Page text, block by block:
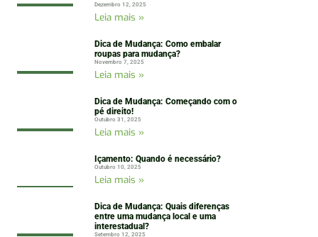
Dezembro 12, 2025
Leia mais »
Dica de Mudança: Como embalar
roupas para mudança?
Novembro 7, 2025
Leia mais »
Dica de Mudança: Começando com o
pé direito!
Outubro 31, 2025
Leia mais »
Içamento: Quando é necessário?
Outubro 10, 2025
Leia mais »
Dica de Mudança: Quais diferenças
entre uma mudança local e uma
interestadual?
Setembro 12, 2025